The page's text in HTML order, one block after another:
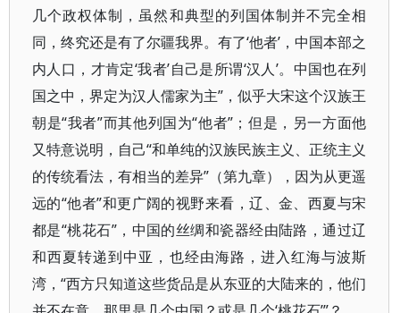
几个政权体制，虽然和典型的列国体制并不完全相
同，终究还是有了尔疆我界。有了‘他者’，中国本部之
内人口，才肯定‘我者’自己是所谓‘汉人’。中国也在列
国之中，界定为汉人儒家为主”，似乎大宋这个汉族王
朝是“我者”而其他列国为“他者”；但是，另一方面他
又特意说明，自己“和单纯的汉族民族主义、正统主义
的传统看法，有相当的差异”（第九章），因为从更遥
远的“他者”和更广阔的视野来看，辽、金、西夏与宋
都是“桃花石”，中国的丝绸和瓷器经由陆路，通过辽
和西夏转递到中亚，也经由海路，进入红海与波斯
湾，“西方只知道这些货品是从东亚的大陆来的，他们